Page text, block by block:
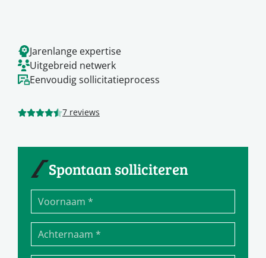
Spontaan solliciteren
Jarenlange expertise
Uitgebreid netwerk
Eenvoudig sollicitatieprocess
7 reviews